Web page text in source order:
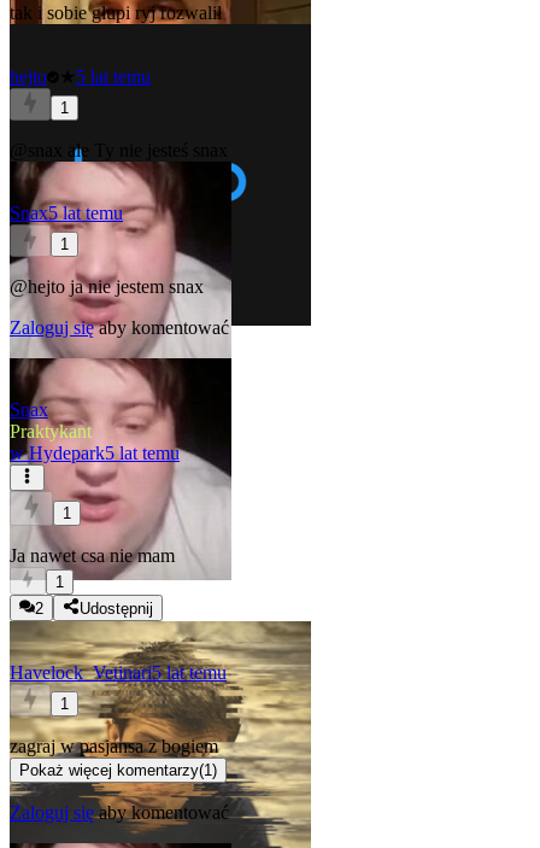
tak i sobie głupi ryj rozwalił
hejto 5 lat temu
1
ale Ty nie jesteś snax
Snax5 lat temu
1
@hejto ja nie jestem snax
Zaloguj sięaby komentować
Snax
Praktykant
w Hydepark5 lat temu
1
Ja nawet csa nie mam
1
2
Udostępnij
Havelock_Vetinari5 lat temu
1
zagraj w pasjansa z bogiem
Pokaż więcej komentarzy(1)
Zaloguj sięaby komentować